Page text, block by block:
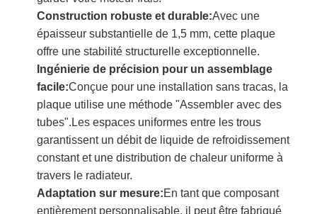
Construction robuste et durable:Avec une
épaisseur substantielle de 1,5 mm, cette plaque
offre une stabilité structurelle exceptionnelle.
Ingénierie de précision pour un assemblage
facile:Conçue pour une installation sans tracas, la
plaque utilise une méthode "Assembler avec des
tubes".Les espaces uniformes entre les trous
garantissent un débit de liquide de refroidissement
constant et une distribution de chaleur uniforme à
travers le radiateur.
Adaptation sur mesure:En tant que composant
entièrement personnalisable, il peut être fabriqué